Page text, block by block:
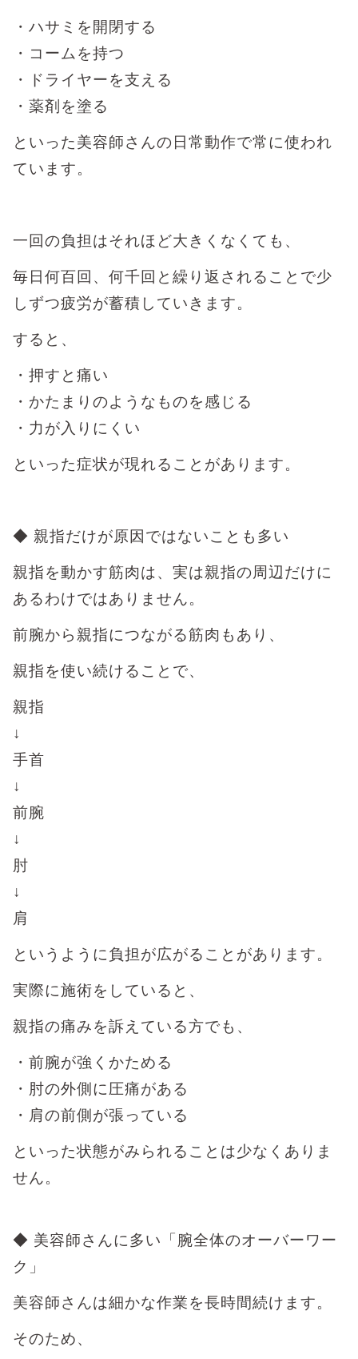
・ハサミを開閉する
・コームを持つ
・ドライヤーを支える
・薬剤を塗る
といった美容師さんの日常動作で常に使われ
ています。
一回の負担はそれほど大きくなくても、
毎日何百回、何千回と繰り返されることで少
しずつ疲労が蓄積していきます。
すると、
・押すと痛い
・かたまりのようなものを感じる
・力が入りにくい
といった症状が現れることがあります。
◆ 親指だけが原因ではないことも多い
親指を動かす筋肉は、実は親指の周辺だけに
あるわけではありません。
前腕から親指につながる筋肉もあり、
親指を使い続けることで、
親指
↓
手首
↓
前腕
↓
肘
↓
肩
というように負担が広がることがあります。
実際に施術をしていると、
親指の痛みを訴えている方でも、
・前腕が強くかためる
・肘の外側に圧痛がある
・肩の前側が張っている
といった状態がみられることは少なくありま
せん。
◆ 美容師さんに多い「腕全体のオーバーワー
ク」
美容師さんは細かな作業を長時間続けます。
そのため、